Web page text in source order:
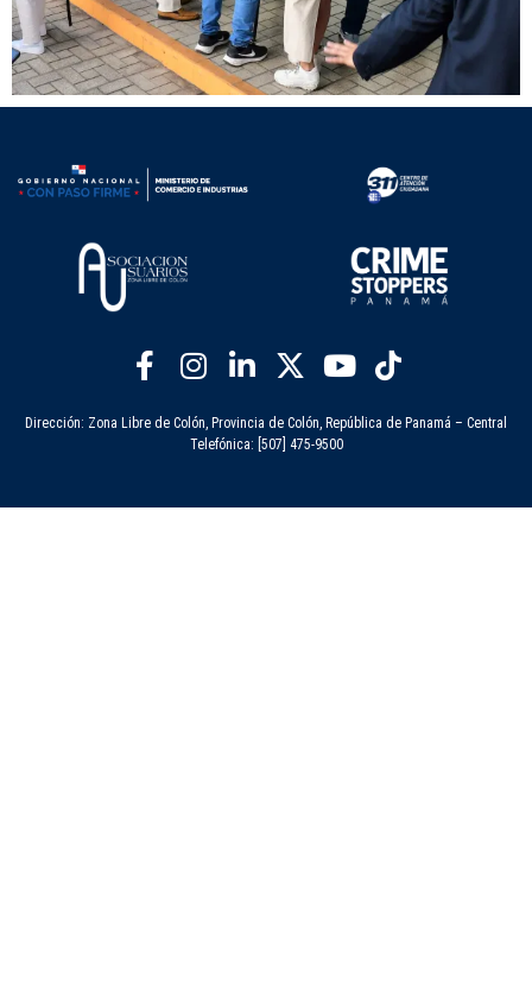
Dirección: Zona Libre de Colón, Provincia de Colón, República de Panamá – Central
Telefónica: [507] 475-9500